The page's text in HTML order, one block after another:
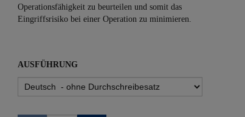
Operationsfähigkeit zu beurteilen und somit das
Eingriffsrisiko bei einer Operation zu minimieren.
AUSFÜHRUNG